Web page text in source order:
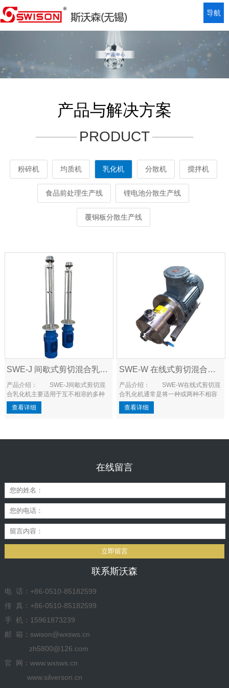
导航
产品与解决方案
PRODUCT
粉碎机 均质机 乳化机 分散机 搅拌机
食品前处理生产线 锂电池分散生产线
覆铜板分散生产线
SWE-J 间歇式剪切混合乳化机
产品介绍： SWE-J间歇式剪切混
合乳化机主要适用于互不相溶的多种
物料进行均匀精细的分散、均质、乳
化。该设备通过转子高速平稳的旋
查看详细
SWE-W 在线式剪切混合乳化机
产品介绍： SWE-W在线式剪切混
合乳化机通常是将一种或两种不相容
的物料高效、快速、均匀地混合在一
起，而在通常情况下物料是互不相溶
查看详细
在线留言
立即留言
联系斯沃森
电 话：+86-0510-85182599
传 真：+86-0510-85182599
手 机：15961873239
邮 箱：swison@wxsws.cn
zh5800@126.com
官 网：www.wxsws.cn
www.silverson.cn